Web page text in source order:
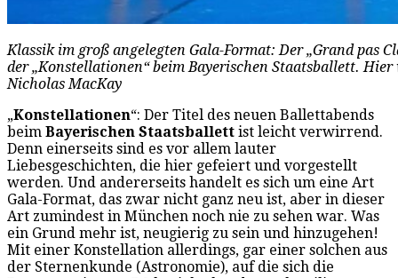
Klassik im groß angelegten Gala-Format: Der „Grand pas
der „Konstellationen“ beim Bayerischen Staatsballett.
Nicholas MacKay
„Konstellationen“: Der Titel des neuen Ballettabends
beim Bayerischen Staatsballett ist leicht verwirrend.
Denn einerseits sind es vor allem lauter
Liebesgeschichten, die hier gefeiert und vorgestellt
werden. Und andererseits handelt es sich um eine Art
Gala-Format, das zwar nicht ganz neu ist, aber in dieser
Art zumindest in München noch nie zu sehen war. Was
ein Grund mehr ist, neugierig zu sein und hinzugehen!
Mit einer Konstellation allerdings, gar einer solchen aus
der Sternenkunde (Astronomie), auf die sich die